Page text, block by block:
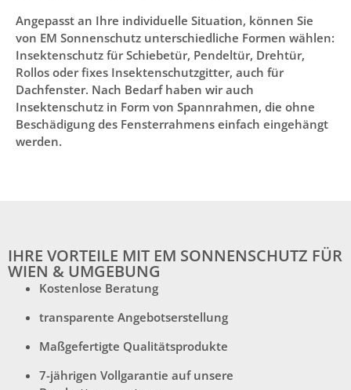
Angepasst an Ihre individuelle Situation, können Sie
von EM Sonnenschutz unterschiedliche Formen wählen:
Insektenschutz für Schiebetür, Pendeltür, Drehtür,
Rollos oder fixes Insektenschutzgitter, auch für
Dachfenster. Nach Bedarf haben wir auch
Insektenschutz in Form von Spannrahmen, die ohne
Beschädigung des Fensterrahmens einfach eingehängt
werden.
IHRE VORTEILE MIT EM SONNENSCHUTZ FÜR
WIEN & UMGEBUNG
Kostenlose Beratung
transparente Angebotserstellung
Maßgefertigte Qualitätsprodukte
7-jährigen Vollgarantie auf unsere